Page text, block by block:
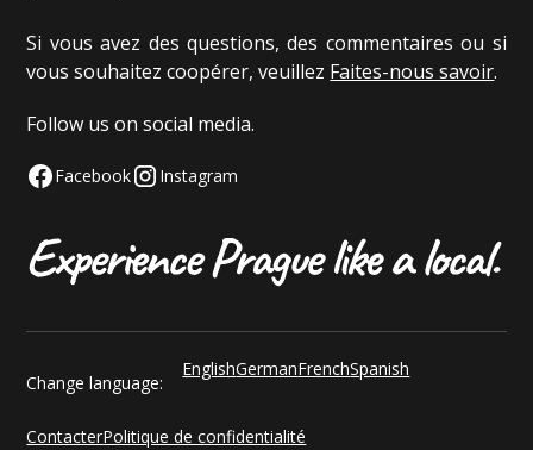
Si vous avez des questions, des commentaires ou si
vous souhaitez coopérer, veuillez Faites-nous savoir.
Follow us on social media.
Facebook Instagram
ContacterPolitique de confidentialité
Change language:
EnglishGermanFrenchSpanish